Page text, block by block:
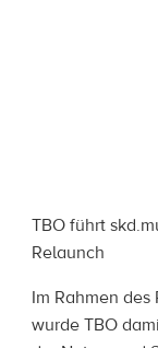
TBO führt
Relaunch
Im Rahmen
wurde TBO